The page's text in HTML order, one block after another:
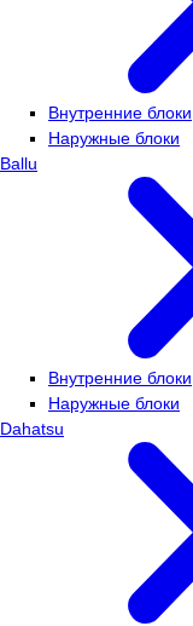
Внутренние блоки
Наружные блоки
Ballu
Внутренние блоки
Наружные блоки
Dahatsu